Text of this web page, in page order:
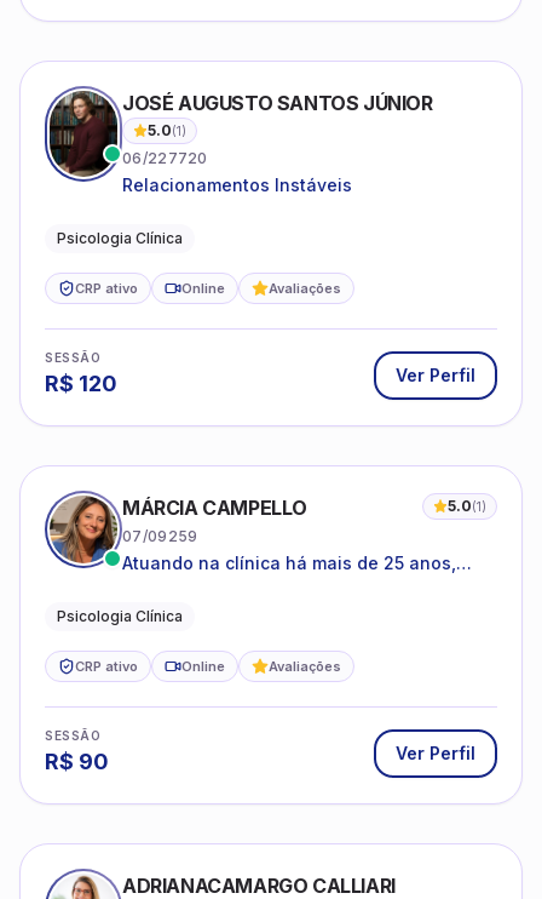
JOSÉ AUGUSTO SANTOS JÚNIOR
5.0(1)
06/227720
Relacionamentos Instáveis
Psicologia Clínica
CRP ativo Online Avaliações
SESSÃO
R$ 120 Ver Perfil
MÁRCIA CAMPELLO 5.0(1)
07/09259
Atuando na clínica há mais de 25 anos,
estruturas, com experiência em
Psicologia Clínica
CRP ativo Online Avaliações
SESSÃO
R$ 90 Ver Perfil
ADRIANACAMARGO CALLIARI